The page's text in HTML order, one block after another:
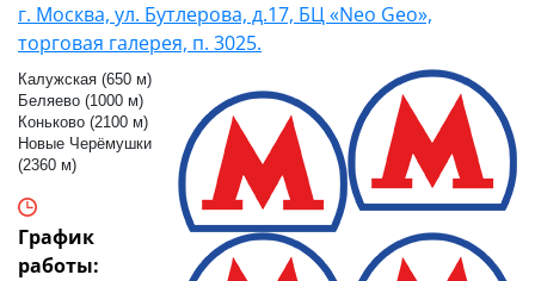
г. Москва, ул. Бутлерова, д.17, БЦ «Neo Geo»,
торговая галерея, п. 3025.
Калужская (650 м)
Беляево (1000 м)
Коньково (2100 м)
Новые Черёмушки
(2360 м)
График
работы: